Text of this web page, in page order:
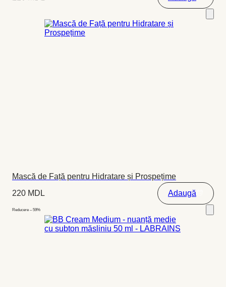
Mască de Față pentru Hidratare și Prospețime
220 MDL Adaugă
Reducere – 59%